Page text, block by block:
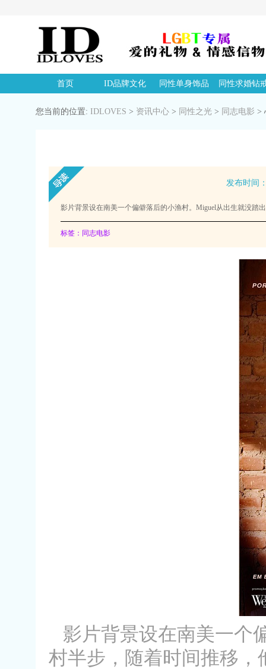
首页 ID品牌文化 同性单身饰品 同性求婚钻
您当前的位置: IDLOVES > 资讯中心 > 同性之光 > 同志电影 >
发布时间
影片背景设在南美一个偏僻落后的小渔村。Miguel从出生就没踏
标签：同志电影
影片背景设在南美一个
村半步，随着时间推移